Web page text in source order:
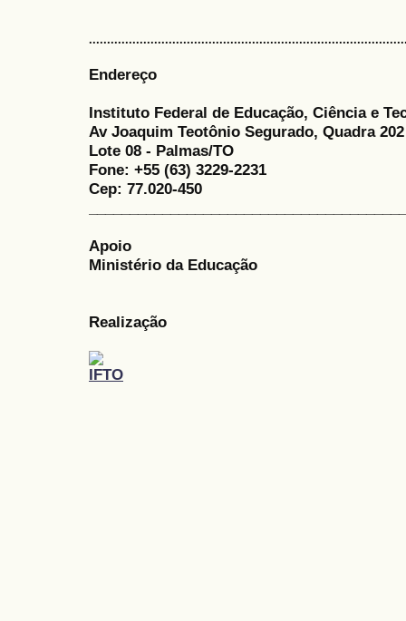
Endereço
Instituto Federal de Educação, Ciência e
Av Joaquim Teotônio Segurado, Quadra
Lote 08 - Palmas/TO
Fone: +55 (63) 3229-2231
Cep: 77.020-450
Apoio
Ministério da Educação
Realização